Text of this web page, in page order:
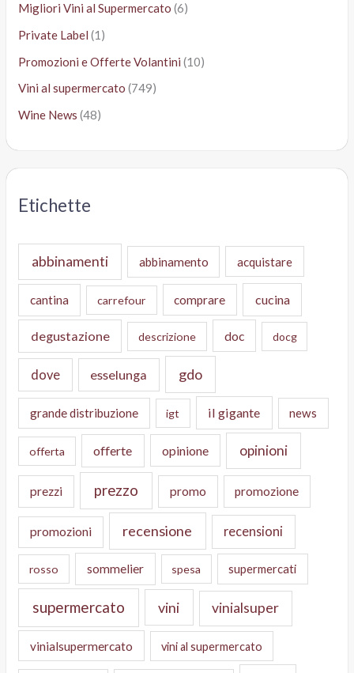
Migliori Vini al Supermercato (6)
Private Label (1)
Promozioni e Offerte Volantini (10)
Vini al supermercato (749)
Wine News (48)
Etichette
abbinamenti abbinamento acquistare
cantina carrefour comprare cucina
degustazione descrizione doc docg
dove esselunga gdo
grande distribuzione igt il gigante news
offerta offerte opinione opinioni
prezzi prezzo promo promozione
promozioni recensione recensioni
rosso sommelier spesa supermercati
supermercato vini vinialsuper
vinialsupermercato vini al supermercato